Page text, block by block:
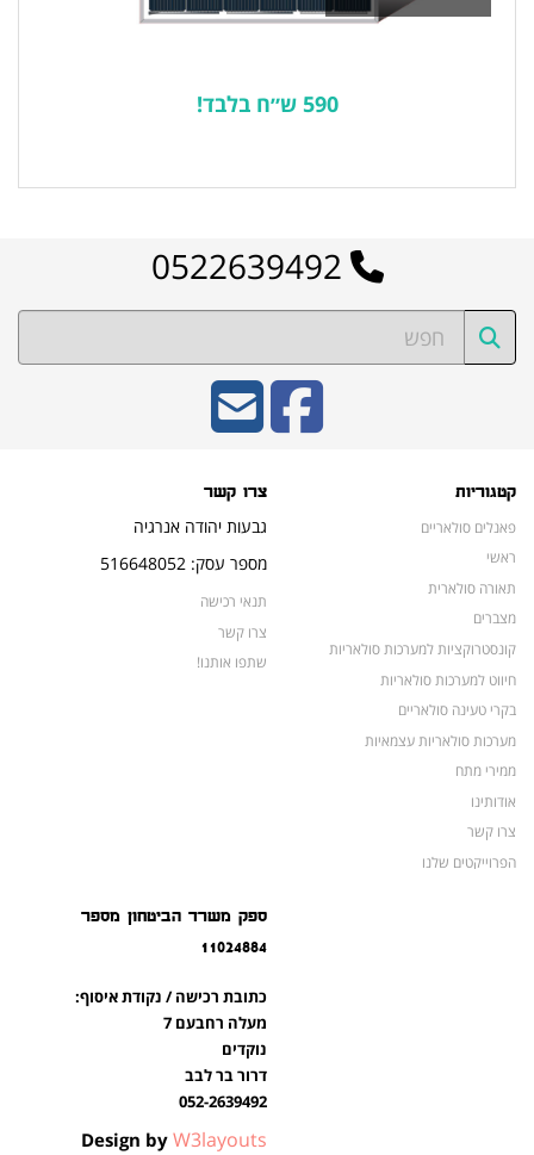
590 ש״ח בלבד!
קטגוריות
פאנלים סולאריים
ראשי
תאורה סולארית
מצברים
קונסטרוקציות למערכות סולאריות
חיווט למערכות סולאריות
בקרי טעינה סולאריים
מערכות סולאריות עצמאיות
ממירי מתח
אודותינו
צרו קשר
הפרוייקטים שלנו
צרו קשר
גבעות יהודה אנרגיה
מספר עסק: 516648052
תנאי רכישה
צרו קשר
שתפו אותנו!
ספק משרד הביטחון מספר
11024884
כתובת רכישה / נקודת איסוף:
מעלה רחבעם 7
נוקדים
דרור בר לבב
052-2639492
Design by W3layouts